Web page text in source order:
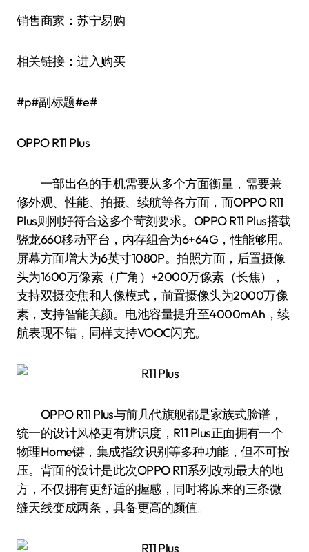
销售商家：苏宁易购
相关链接：进入购买
#p#副标题#e#
OPPO R11 Plus
一部出色的手机需要从多个方面衡量，需要兼
修外观、性能、拍摄、续航等各方面，而OPPO R11
Plus则刚好符合这多个苛刻要求。OPPO R11 Plus搭载
骁龙660移动平台，内存组合为6+64G，性能够用。
屏幕方面增大为6英寸1080P。拍照方面，后置摄像
头为1600万像素（广角）+2000万像素（长焦），
支持双摄变焦和人像模式，前置摄像头为2000万像
素，支持智能美颜。电池容量提升至4000mAh，续
航表现不错，同样支持VOOC闪充。
OPPO R11 Plus与前几代旗舰都是家族式脸谱，
统一的设计风格更有辨识度，R11 Plus正面拥有一个
物理Home键，集成指纹识别等多种功能，但不可按
压。背面的设计是此次OPPO R11系列改动最大的地
方，不仅拥有更舒适的握感，同时将原来的三条微
缝天线变成两条，具备更高的颜值。